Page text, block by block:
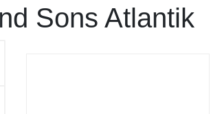
Sons Atlantik